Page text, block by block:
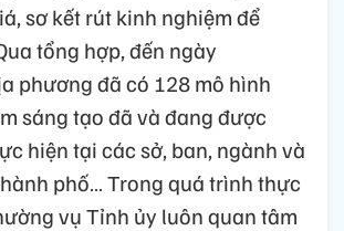
sơ kết rút kinh nghiệm để
tổng hợp, đến ngày
phương đã có 128 mô hình
sáng tạo đã và đang được
hiện tại các sở, ban, ngành và
phố… Trong quá trình thực
vụ Tỉnh ủy luôn quan tâm